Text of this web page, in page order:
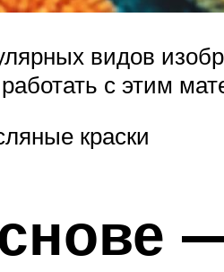
видов
с этим
краски